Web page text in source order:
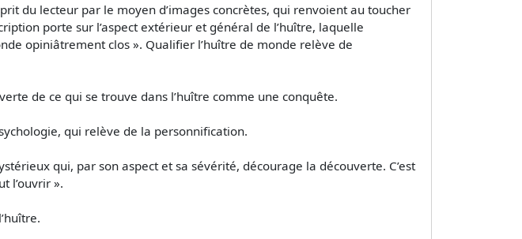
du lecteur par le moyen d’images concrètes, qui renvoient au toucher
porte sur l’aspect extérieur et général de l’huître, laquelle
opiniâtrement clos ». Qualifier l’huître de monde relève de
de ce qui se trouve dans l’huître comme une conquête.
qui relève de la personnification.
qui, par son aspect et sa sévérité, décourage la découverte. C’est
l’ouvrir ».